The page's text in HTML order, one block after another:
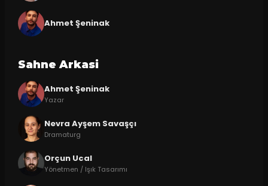
Ahmet Şeninak
Sahne Arkasi
Ahmet Şeninak
Yazar
Nevra Ayşem Savaşçı
Dramaturg
Orçun Ucal
Yönetmen / Işık Tasarımı